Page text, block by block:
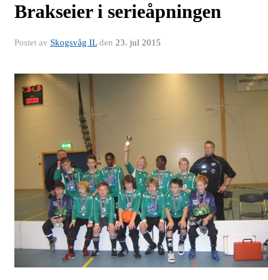
Brakseier i serieåpningen
Postet av Skogsvåg ILden 23. jul 2015